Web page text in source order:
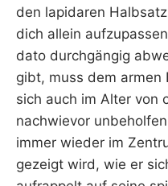
den lapidaren
dich allein
dato durchgängig
gibt, muss dem armen
sich auch im Alter von
nachwievor
immer wieder im
gezeigt wird, wie er